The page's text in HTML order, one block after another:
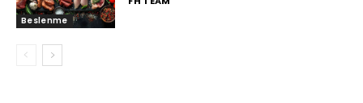
Beslenme